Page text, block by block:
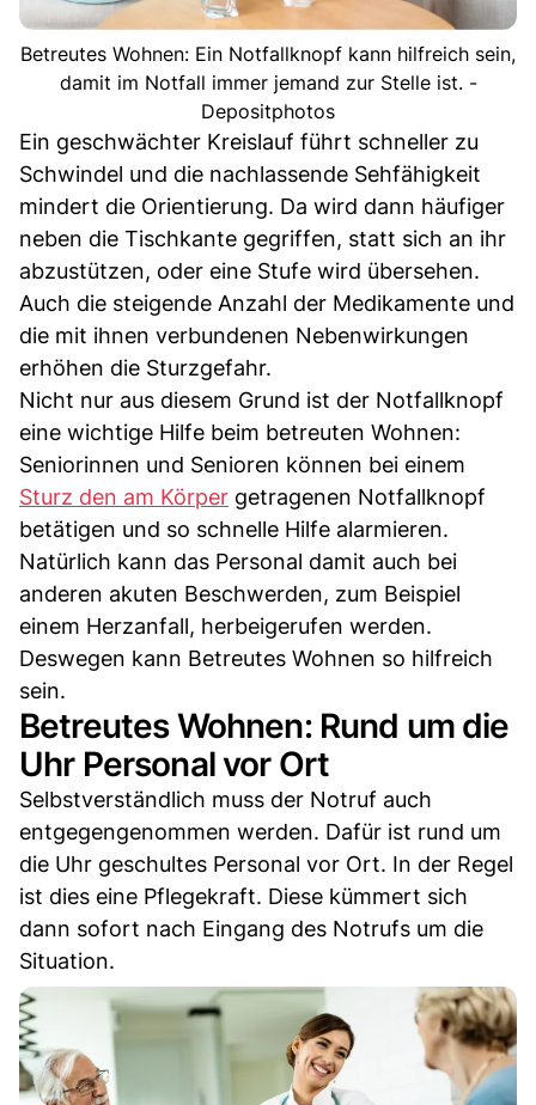
Betreutes Wohnen: Ein Notfallknopf kann hilfreich sein,
damit im Notfall immer jemand zur Stelle ist. -
Depositphotos
Ein geschwächter Kreislauf führt schneller zu
Schwindel und die nachlassende Sehfähigkeit
mindert die Orientierung. Da wird dann häufiger
neben die Tischkante gegriffen, statt sich an ihr
abzustützen, oder eine Stufe wird übersehen.
Auch die steigende Anzahl der Medikamente und
die mit ihnen verbundenen Nebenwirkungen
erhöhen die Sturzgefahr.
Nicht nur aus diesem Grund ist der Notfallknopf
eine wichtige Hilfe beim betreuten Wohnen:
Seniorinnen und Senioren können bei einem
Sturz den am Körper getragenen Notfallknopf
betätigen und so schnelle Hilfe alarmieren.
Natürlich kann das Personal damit auch bei
anderen akuten Beschwerden, zum Beispiel
einem Herzanfall, herbeigerufen werden.
Deswegen kann Betreutes Wohnen so hilfreich
sein.
Betreutes Wohnen: Rund um die
Uhr Personal vor Ort
Selbstverständlich muss der Notruf auch
entgegengenommen werden. Dafür ist rund um
die Uhr geschultes Personal vor Ort. In der Regel
ist dies eine Pflegekraft. Diese kümmert sich
dann sofort nach Eingang des Notrufs um die
Situation.